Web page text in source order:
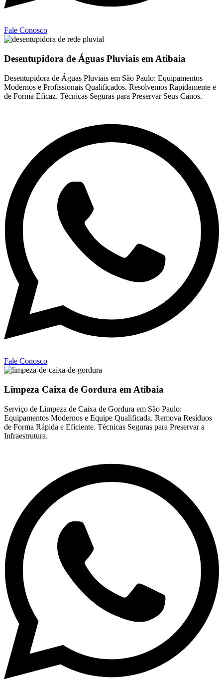
Fale Conosco
Desentupidora de Águas Pluviais em Atibaia
Desentupidora de Águas Pluviais em São Paulo: Equipamentos
Modernos e Profissionais Qualificados. Resolvemos Rapidamente e
de Forma Eficaz. Técnicas Seguras para Preservar Seus Canos.
Fale Conosco
Limpeza Caixa de Gordura em Atibaia
Serviço de Limpeza de Caixa de Gordura em São Paulo:
Equipamentos Modernos e Equipe Qualificada. Remova Resíduos
de Forma Rápida e Eficiente. Técnicas Seguras para Preservar a
Infraestrutura.